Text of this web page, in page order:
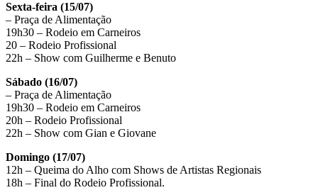
Sexta-feira (15/07)
– Praça de Alimentação
19h30 – Rodeio em Carneiros
20 – Rodeio Profissional
22h – Show com Guilherme e Benuto
Sábado (16/07)
– Praça de Alimentação
19h30 – Rodeio em Carneiros
20h – Rodeio Profissional
22h – Show com Gian e Giovane
Domingo (17/07)
12h – Queima do Alho com Shows de Artistas Regionais
18h – Final do Rodeio Profissional.